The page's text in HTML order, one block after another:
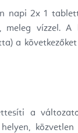
napi 2x 1
vízzel. A
a
a